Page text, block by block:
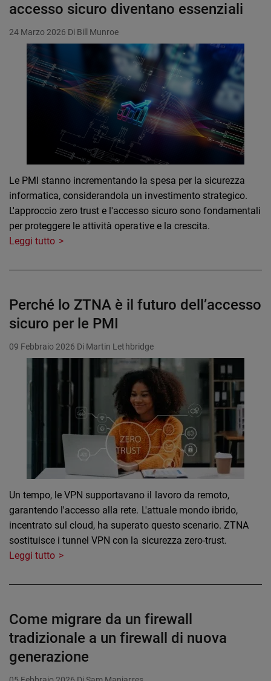
accesso sicuro diventano essenziali
24 Marzo 2026 Di Bill Munroe
Le PMI stanno incrementando la spesa per la sicurezza
informatica, considerandola un investimento strategico.
L'approccio zero trust e l'accesso sicuro sono fondamentali
per proteggere le attività operative e la crescita.
Leggi tutto
Perché lo ZTNA è il futuro dell’accesso
sicuro per le PMI
09 Febbraio 2026 Di Martin Lethbridge
Un tempo, le VPN supportavano il lavoro da remoto,
garantendo l'accesso alla rete. L'attuale mondo ibrido,
incentrato sul cloud, ha superato questo scenario. ZTNA
sostituisce i tunnel VPN con la sicurezza zero-trust.
Leggi tutto
Come migrare da un firewall
tradizionale a un firewall di nuova
generazione